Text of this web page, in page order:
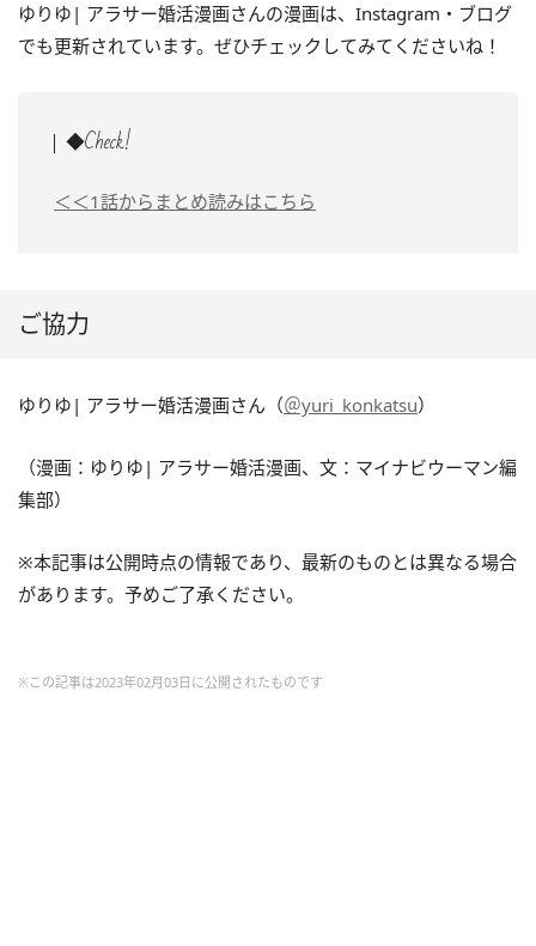
ゆりゆ| アラサー婚活漫画さんの漫画は、Instagram・ブログ
でも更新されています。ぜひチェックしてみてくださいね！
◆Check!
＜＜1話からまとめ読みはこちら
ご協力
ゆりゆ| アラサー婚活漫画さん（＠yuri_konkatsu）
（漫画：ゆりゆ| アラサー婚活漫画、文：マイナビウーマン編
集部）
※本記事は公開時点の情報であり、最新のものとは異なる場合
があります。予めご了承ください。
※この記事は2023年02月03日に公開されたものです